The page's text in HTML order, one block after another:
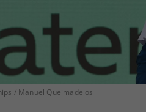
/ Manuel Queimadelos